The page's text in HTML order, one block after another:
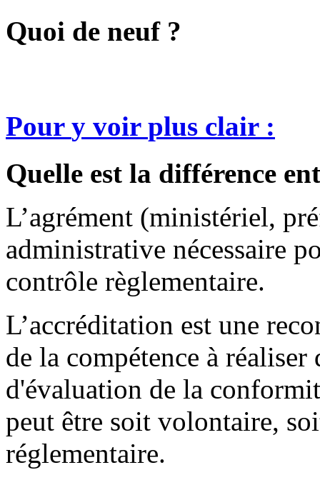
Quoi de neuf ?
Pour y voir plus clair :
Quelle est la différence
L’agrément (ministériel,
administrative nécessaire
contrôle règlementaire.
L’accréditation est une
de la compétence à
d'évaluation de la
peut être soit volontaire,
réglementaire.